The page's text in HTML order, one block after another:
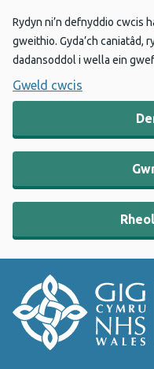
Rydyn ni’n defnyddio cwcis
gweithio. Gyda’ch caniatâd,
dadansoddol i wella ein
Gweld cwcis